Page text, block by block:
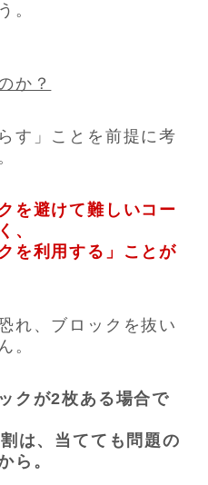
。
か？
す」ことを前提に考
を避けて難しいコー
、
を利用する」ことが
れ、ブロックを抜い
。
クが2枚ある場合で
は、当てても問題の
ら。